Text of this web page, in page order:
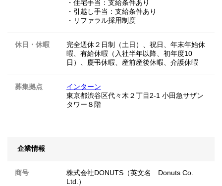
・住宅手当：支給条件あり
・引越し手当：支給条件あり
・リファラル採用制度
休日・休暇
完全週休２日制（土日）、祝日、年末年始休
暇、有給休暇（入社半年以降、初年度10
日）、慶弔休暇、産前産後休暇、介護休暇
募集拠点
インターン
東京都渋谷区代々木２丁目2-1 小田急サザン
タワー８階
企業情報
商号
株式会社DONUTS（英文名 Donuts Co.
Ltd.）